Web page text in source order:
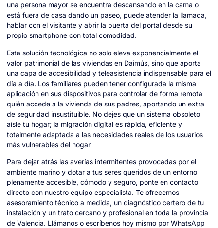
una persona mayor se encuentra descansando en la cama o
está fuera de casa dando un paseo, puede atender la llamada,
hablar con el visitante y abrir la puerta del portal desde su
propio smartphone con total comodidad.
Esta solución tecnológica no solo eleva exponencialmente el
valor patrimonial de las viviendas en Daimús, sino que aporta
una capa de accesibilidad y teleasistencia indispensable para el
día a día. Los familiares pueden tener configurada la misma
aplicación en sus dispositivos para controlar de forma remota
quién accede a la vivienda de sus padres, aportando un extra
de seguridad insustituible. No dejes que un sistema obsoleto
aísle tu hogar; la migración digital es rápida, eficiente y
totalmente adaptada a las necesidades reales de los usuarios
más vulnerables del hogar.
Para dejar atrás las averías intermitentes provocadas por el
ambiente marino y dotar a tus seres queridos de un entorno
plenamente accesible, cómodo y seguro, ponte en contacto
directo con nuestro equipo especialista. Te ofrecemos
asesoramiento técnico a medida, un diagnóstico certero de tu
instalación y un trato cercano y profesional en toda la provincia
de Valencia. Llámanos o escríbenos hoy mismo por WhatsApp